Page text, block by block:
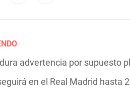
advertencia por supuesto
en el Real Madrid hasta